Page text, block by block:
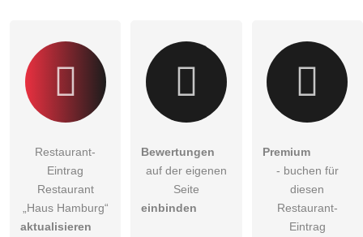
Restaurant-
Eintrag
Restaurant
„Haus Hamburg“
aktualisieren
Bewertungen
auf der eigenen
Seite
einbinden
Premium
- buchen für
diesen
Restaurant-
Eintrag